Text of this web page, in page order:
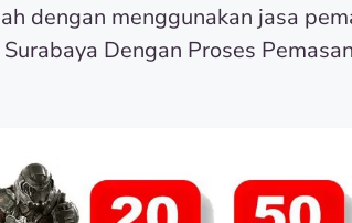
dengan menggunakan jasa
Surabaya Dengan Proses